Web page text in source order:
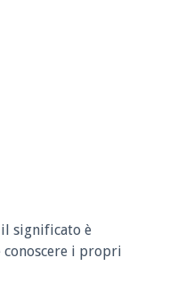
significato è
i propri